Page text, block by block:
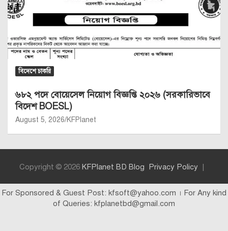
বিদেশে চাকরি
৬৮২ পদে বোয়েসেল নিয়োগ বিজ্ঞপ্তি ২০২৬ (সরকারিভাবে
বিদেশ BOESL)
August 5, 2026 KFPlanet
Copyright © 2026 KFPlanet BD Blog Privacy Policy
For Sponsored & Guest Post: kfsoft@yahoo.com । For Any kind
of Queries: kfplanetbd@gmail.com